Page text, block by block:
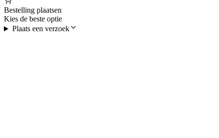
Bestelling plaatsen
Kies de beste optie
Plaats een verzoek